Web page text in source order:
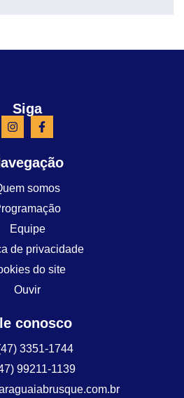
Siga
somos
Equipe
de privacidade
do site
Ouvir
conosco
3351-1744
99211-1139